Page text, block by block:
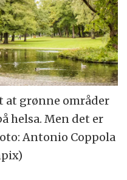
at grønne områder
helsa. Men det er
Antonio Coppola